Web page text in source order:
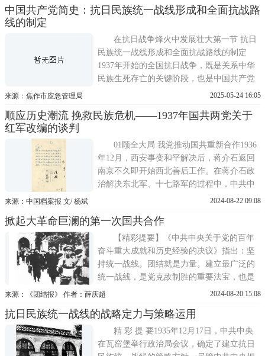
扩大对中国的侵略战争，把目标指向华北，
1932年和1933年，
中国共产党简史：抗日民族统一战线形成和全面抗战路
线的制定
在抗日战争烽火中发展壮大第一节 抗日
民族统一战线形成和全面抗战路线的制定
1937年开始的全国抗日战争，既是关系中华
民族生死存亡的关键阶段，也是中国共产党
发展壮大的重要时期。二十世纪三十年代，
德、意、日三国企图重新瓜分世界，先后结
地。经过长期的准备
来源：焦作市应急管理局 2025-05-24 16:05
顺应历史潮流 挽救民族危机——1937年国共两党关于
红军改编的谈判
01顾全大局 我党推动国共重新合作1936
年12月，西安事变和平解决后，蒋介石返回
南京不久即开始西北善后工作。在蒋介石政
治解决东北军、十七路军的过程中，中共中
央提出与蒋介石尽早和谈，商讨红军改编事
共重新合作，实现共同抗日，中国共产党先
后就红军改编等问题与国民党进行了5次谈
判。1937年2月，中
来源：中国档案报 文/ 杨斌 2024-08-22 09:08
掀起大革命巨澜的第一次国共合作
【精彩提要】《中共中央关于党的百年
奋斗重大成就和历史经验的决议》指出：坚
持统一战线。团结就是力量。建立最广泛的
统一战线，是党克敌制胜的重要法宝，也是
党执政兴国的重要法宝。2024年是实现国共
年。回顾历史，展望未来，可以从中得到许
多有益的启示。01把马克思主义基本原理同
中国具体实际
来源：《团结报》 作者：薛庆超 2024-08-20 15:08
抗日民族统一战线的战略定力与策略运用
精 彩 提 要1935年12月17日，中共中央
在瓦窑堡举行政治局会议，确定了建立抗日